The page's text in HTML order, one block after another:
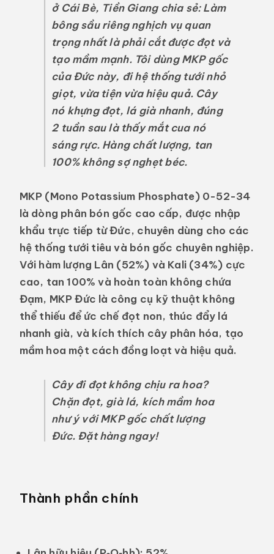
ở Cái Bè, Tiền Giang chia sẻ: Làm
bông sầu riêng nghịch vụ quan
trọng nhất là phải cắt được đọt và
tạo mầm mạnh. Tôi dùng MKP gốc
của Đức này, đi hệ thống tưới nhỏ
giọt, vừa tiện vừa hiệu quả. Cây
nó khựng đọt, lá già nhanh, đúng
2 tuần sau là thấy mắt cua nó
sáng rực. Hàng chất lượng, tan
100% không sợ nghẹt béc.
MKP (Mono Potassium Phosphate) 0-52-34
là dòng phân bón gốc cao cấp, được nhập
khẩu trực tiếp từĐức, chuyên dùng cho các
hệ thống tưới tiêu và bón gốc chuyên nghiệp.
Với hàm lượng Lân (52%) và Kali (34%) cực
cao, tan 100% và hoàn toàn không chứa
Đạm, MKP Đức là công cụ kỹ thuật không
thể thiếu để ức chế đọt non, thúc đẩy lá
nhanh già, và kích thích cây phân hóa, tạo
mầm hoa một cách đồng loạt và hiệu quả.
Cây đi đọt không chịu ra hoa?
Chặn đọt, già lá, kích mầm hoa
như ý với MKP gốc chất lượng
Đức. Đặt hàng ngay!
Thành phần chính